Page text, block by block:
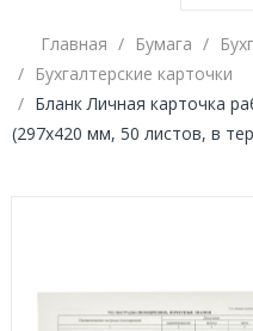
Главная Бумага
Бухгалтерские карточки
Бланк Личная карточка
(297x420 мм, 50 листов, в